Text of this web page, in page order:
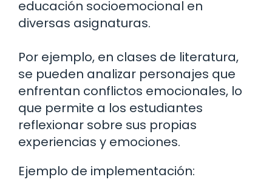
educación socioemocional en
diversas asignaturas.
Por ejemplo, en clases de literatura,
se pueden analizar personajes que
enfrentan conflictos emocionales, lo
que permite a los estudiantes
reflexionar sobre sus propias
experiencias y emociones.
Ejemplo de implementación: